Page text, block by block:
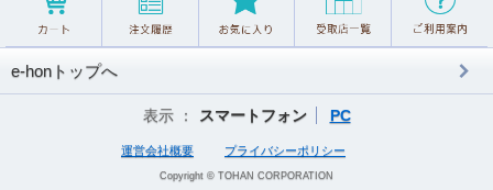
e-honトップへ
表示 ： スマートフォン PC
運営会社概要 プライバシーポリシー
Copyright © TOHAN CORPORATION